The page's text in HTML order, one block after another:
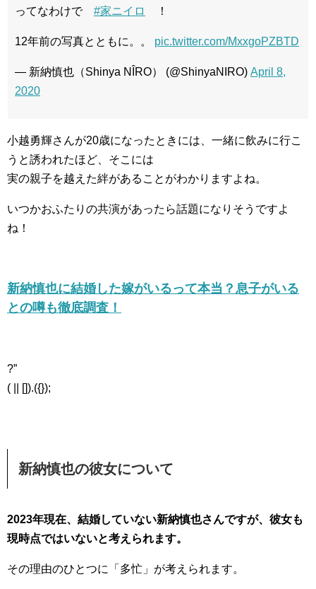
ってなわけで #家ニイロ ！
12年前の写真とともに。。 pic.twitter.com/MxxgoPZBTD
— 新納慎也（Shinya NÎRO） (@ShinyaNIRO) April 8,
2020
小越勇輝さんが20歳になったときには、一緒に飲みに行こ
うと誘われたほど、そこには
実の親子を越えた絆があることがわかりますよね。
いつかおふたりの共演があったら話題になりそうですよ
ね！
新納慎也に結婚した嫁がいるって本当？息子がいる
との噂も徹底調査！
?”
( || []).({});
新納慎也の彼女について
2023年現在、結婚していない新納慎也さんですが、彼女も
現時点ではいないと考えられます。
その理由のひとつに「多忙」が考えられます。